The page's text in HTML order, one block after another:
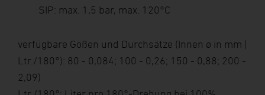
SIP: max. 1,5 bar, max. 120°C
verfügbare Gößen und Durchsätze (Innen ø in mm |
Ltr./180°): 80 - 0,084; 100 - 0,26; 150 - 0,88; 200 -
2,09)